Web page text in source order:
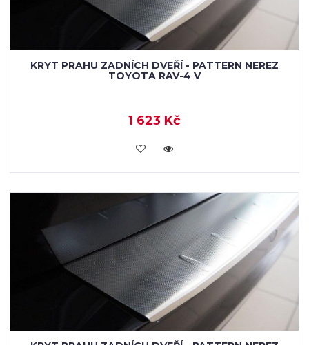
KRYT PRAHU ZADNÍCH DVEŘÍ - PATTERN NEREZ
TOYOTA RAV-4 V
1 623 Kč
KOUPIT